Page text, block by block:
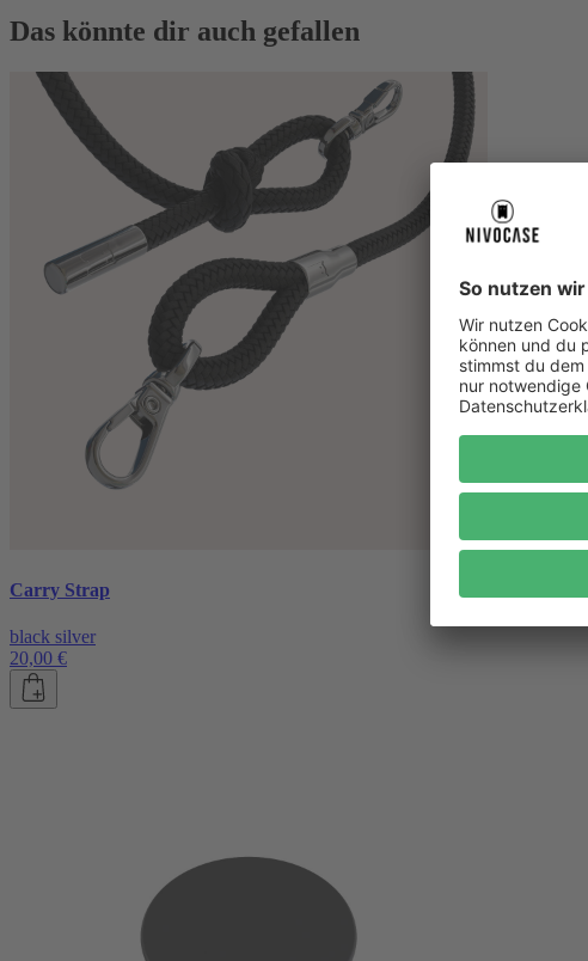
Das könnte dir auch gefallen
Carry Strap
black silver
20,00 €